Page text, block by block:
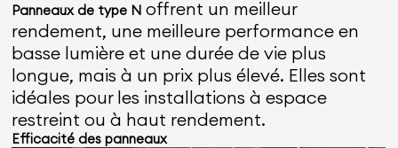
Panneaux de type N offrent un meilleur
rendement, une meilleure performance en
basse lumière et une durée de vie plus
longue, mais à un prix plus élevé. Elles sont
idéales pour les installations à espace
restreint ou à haut rendement.
Efficacité des panneaux